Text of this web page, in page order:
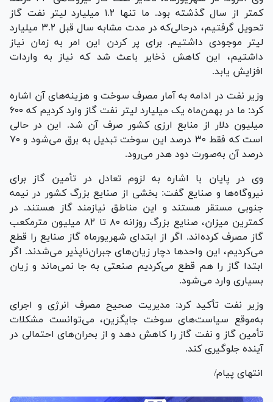
کمتر از سال گذشته بود. ما تنها ۱.۲ میلیارد لیتر نفت گاز
تحویل گرفتیم، درحالی‌که در مدت مشابه سال قبل ۳.۲ میلیارد
لیتر موجودی داشتیم. برای پر کردن این امر به زمان نیاز
داشتیم، این کاهش ذخایر باعث شد که نیاز به واردات
افزایش یابد.
وزیر نفت در ادامه به آمار مصرف سوخت و هزینه‌های آن اشاره
کرد: ما در بهمن‌ماه یک میلیارد لیتر نفت گاز وارد کردیم که ۶۰۰
میلیون دلار از منابع ارزی کشور صرف آن شد. این در حالی
است که فقط ۳۰ درصد این سوخت تبدیل به برق می‌شود و ۷۰
درصد آن به‌صورت دود هدر می‌رود.
وی در پایان با اشاره به لزوم تعادل در تأمین گاز برای
نیروگاه‌ها و صنایع گفت: بخشی از صنایع بزرگ کشور در نیمه
جنوبی مستقر هستند و این مناطق نیازمند گاز هستند. در
کمترین میزان، صنایع بزرگ روزانه ۸۰ تا ۸۲ میلیون مترمکعب
گاز مصرف کرده‌اند. اگر از ابتدای شهریورماه گاز صنایع را قطع
می‌کردیم، این واحد‌ها دچار زیان‌های جبران‌ناپذیر می‌شدند. اگر
ابتدا گاز را هم قطع می‌کردیم صنعتی به جا نمی‌ماند و زیان
بسیاری وارد می‌شود.
وزیر نفت تأکید کرد: مدیریت صحیح مصرف انرژی و اجرای
به‌موقع سیاست‌های سوخت جایگزین، می‌توانست مشکلات
تأمین گاز و نفت گاز را کاهش دهد و از بحران‌های احتمالی در
آینده جلوگیری کند.
انتهای پیام/